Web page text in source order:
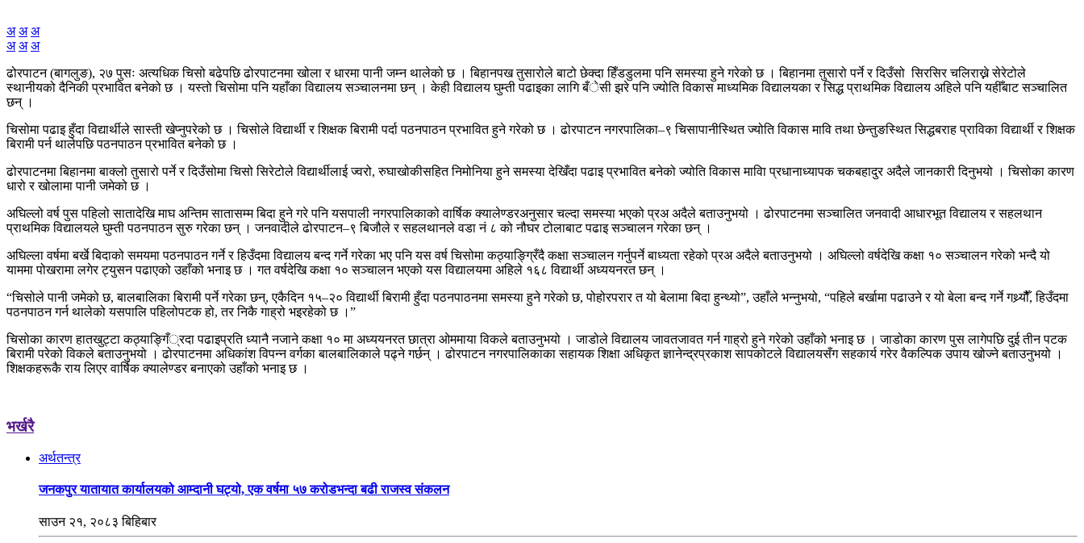
अ अ अ
अ अ अ
ढोरपाटन (बागलुङ), २७ पुसः अत्यधिक चिसो बढेपछि ढोरपाटनमा खोला र धारमा पानी जम्न थालेको छ । बिहानपख तुसारोले बाटो छेक्दा हिँडडुलमा पनि समस्या हुने गरेको छ । बिहानमा तुसारो पर्ने र दिउँसो सिरसिर चलिराख्ने सेरेटोले
स्थानीयको दैनिकी प्रभावित बनेको छ । यस्तो चिसोमा पनि यहाँका विद्यालय सञ्चालनमा छन् । केही विद्यालय घुम्ती पढाइका लागि बँेसी झरे पनि ज्योति विकास माध्यमिक विद्यालयका र सिद्ध प्राथमिक विद्यालय अहिले पनि यहीँबाट सञ्चालित
छन् ।
चिसोमा पढाइ हुँदा विद्यार्थीले सास्ती खेप्नुपरेको छ । चिसोले विद्यार्थी र शिक्षक बिरामी पर्दा पठनपाठन प्रभावित हुने गरेको छ । ढोरपाटन नगरपालिका–९ चिसापानीस्थित ज्योति विकास मावि तथा छेन्तुङस्थित सिद्धबराह प्राविका विद्यार्थी र शिक्षक
बिरामी पर्न थालेपछि पठनपाठन प्रभावित बनेको छ ।
ढोरपाटनमा बिहानमा बाक्लो तुसारो पर्ने र दिउँसोमा चिसो सिरेटोले विद्यार्थीलाई ज्वरो, रुघाखोकीसहित निमोनिया हुने समस्या देखिँदा पढाइ प्रभावित बनेको ज्योति विकास माविा प्रधानाध्यापक चकबहादुर अदैले जानकारी दिनुभयो । चिसोका कारण
धारो र खोलामा पानी जमेको छ ।
अघिल्लो वर्ष पुस पहिलो सातादेखि माघ अन्तिम सातासम्म बिदा हुने गरे पनि यसपाली नगरपालिकाको वार्षिक क्यालेण्डरअनुसार चल्दा समस्या भएको प्रअ अदैले बताउनुभयो । ढोरपाटनमा सञ्चालित जनवादी आधारभूत विद्यालय र सहलथान
प्राथमिक विद्यालयले घुम्ती पठनपाठन सुरु गरेका छन् । जनवादीले ढोरपाटन–९ बिजौले र सहलथानले वडा नं ८ को नौघर टोलाबाट पढाइ सञ्चालन गरेका छन् ।
अघिल्ला वर्षमा बर्खे बिदाको समयमा पठनपाठन गर्ने र हिउँदमा विद्यालय बन्द गर्ने गरेका भए पनि यस वर्ष चिसोमा कठ्याङ्ग्रिँदै कक्षा सञ्चालन गर्नुपर्ने बाध्यता रहेको प्रअ अदैले बताउनुभयो । अघिल्लो वर्षदेखि कक्षा १० सञ्चालन गरेको भन्दै यो
याममा पोखरामा लगेर ट्युसन पढाएको उहाँको भनाइ छ । गत वर्षदेखि कक्षा १० सञ्चालन भएको यस विद्यालयमा अहिले १६८ विद्यार्थी अध्ययनरत छन् ।
“चिसोले पानी जमेको छ, बालबालिका बिरामी पर्ने गरेका छन्, एकैदिन १५–२० विद्यार्थी बिरामी हुँदा पठनपाठनमा समस्या हुने गरेको छ, पोहोरपरार त यो बेलामा बिदा हुन्थ्यो”, उहाँले भन्नुभयो, “पहिले बर्खामा पढाउने र यो बेला बन्द गर्ने गथ्र्यौैँ, हिउँदमा
पठनपाठन गर्न थालेको यसपालि पहिलोपटक हो, तर निकै गाह्रो भइरहेको छ ।”
चिसोका कारण हातखुट्टा कठ्याङ्गिँ्रदा पढाइप्रति ध्यानै नजाने कक्षा १० मा अध्ययनरत छात्रा ओममाया विकले बताउनुभयो । जाडोले विद्यालय जावतजावत गर्न गाह्रो हुने गरेको उहाँको भनाइ छ । जाडोका कारण पुस लागेपछि दुई तीन पटक
बिरामी परेको विकले बताउनुभयो । ढोरपाटनमा अधिकांश विपन्न वर्गका बालबालिकाले पढ्ने गर्छन् । ढोरपाटन नगरपालिकाका सहायक शिक्षा अधिकृत ज्ञानेन्द्रप्रकाश सापकोटले विद्यालयसँग सहकार्य गरेर वैकल्पिक उपाय खोज्ने बताउनुभयो ।
शिक्षकहरूकै राय लिएर वार्षिक क्यालेण्डर बनाएको उहाँको भनाइ छ ।
भर्खरै
अर्थतन्त्र
जनकपुर यातायात कार्यालयको आम्दानी घट्यो, एक वर्षमा ५७ करोडभन्दा बढी राजस्व संकलन
साउन २१, २०८३ बिहिबार